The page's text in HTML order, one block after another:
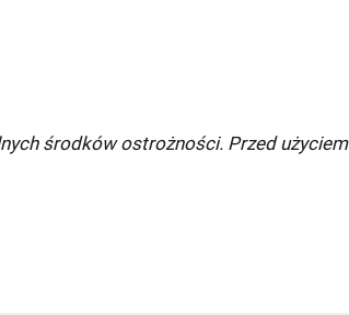
środków ostrożności. Przed użyciem